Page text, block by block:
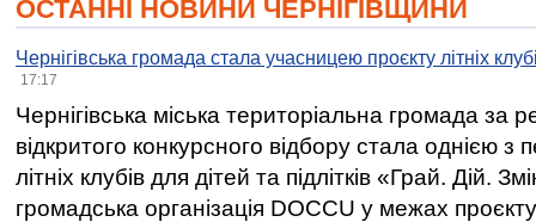
ОСТАННІ НОВИНИ ЧЕРНІГІВЩИНИ
Чернігівська громада стала учасницею проєкту літніх
17:17
Чернігівська міська територіальна громада за
відкритого конкурсного відбору стала однією
літніх клубів для дітей та підлітків «Грай. Дій.
громадська організація DOCCU у межах